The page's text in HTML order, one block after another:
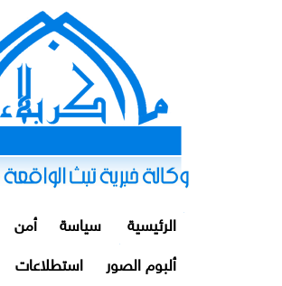
الرئيسية سياسة أمن
ألبوم الصور استطلاعات